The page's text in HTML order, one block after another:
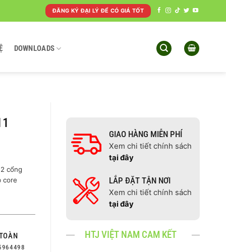
ĐĂNG KÝ ĐẠI LÝ ĐỂ CÓ GIÁ TỐT
DOWNLOADS
GIAO HÀNG MIỄN PHÍ
Xem chi tiết chính sách
tại đây
LẮP ĐẶT TẬN NƠI
Xem chi tiết chính sách
tại đây
HTJ VIỆT NAM CAM KẾT
cổng
core